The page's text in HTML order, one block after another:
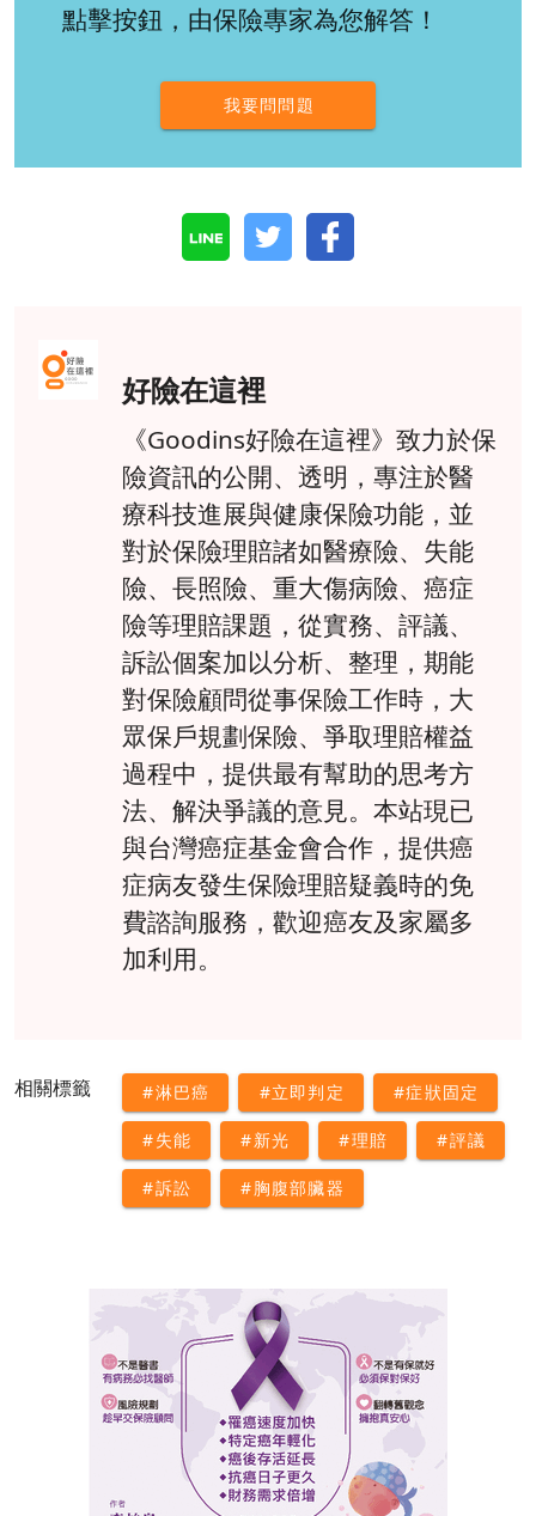
點擊按鈕，由保險專家為您解答！
我要問問題
好險在這裡
《Goodins好險在這裡》致力於保
險資訊的公開、透明，專注於醫
療科技進展與健康保險功能，並
對於保險理賠諸如醫療險、失能
險、長照險、重大傷病險、癌症
險等理賠課題，從實務、評議、
訴訟個案加以分析、整理，期能
對保險顧問從事保險工作時，大
眾保戶規劃保險、爭取理賠權益
過程中，提供最有幫助的思考方
法、解決爭議的意見。本站現已
與台灣癌症基金會合作，提供癌
症病友發生保險理賠疑義時的免
費諮詢服務，歡迎癌友及家屬多
加利用。
相關標籤 #淋巴癌 #立即判定 #症狀固定
#失能 #新光 #理賠 #評議
#訴訟 #胸腹部臟器